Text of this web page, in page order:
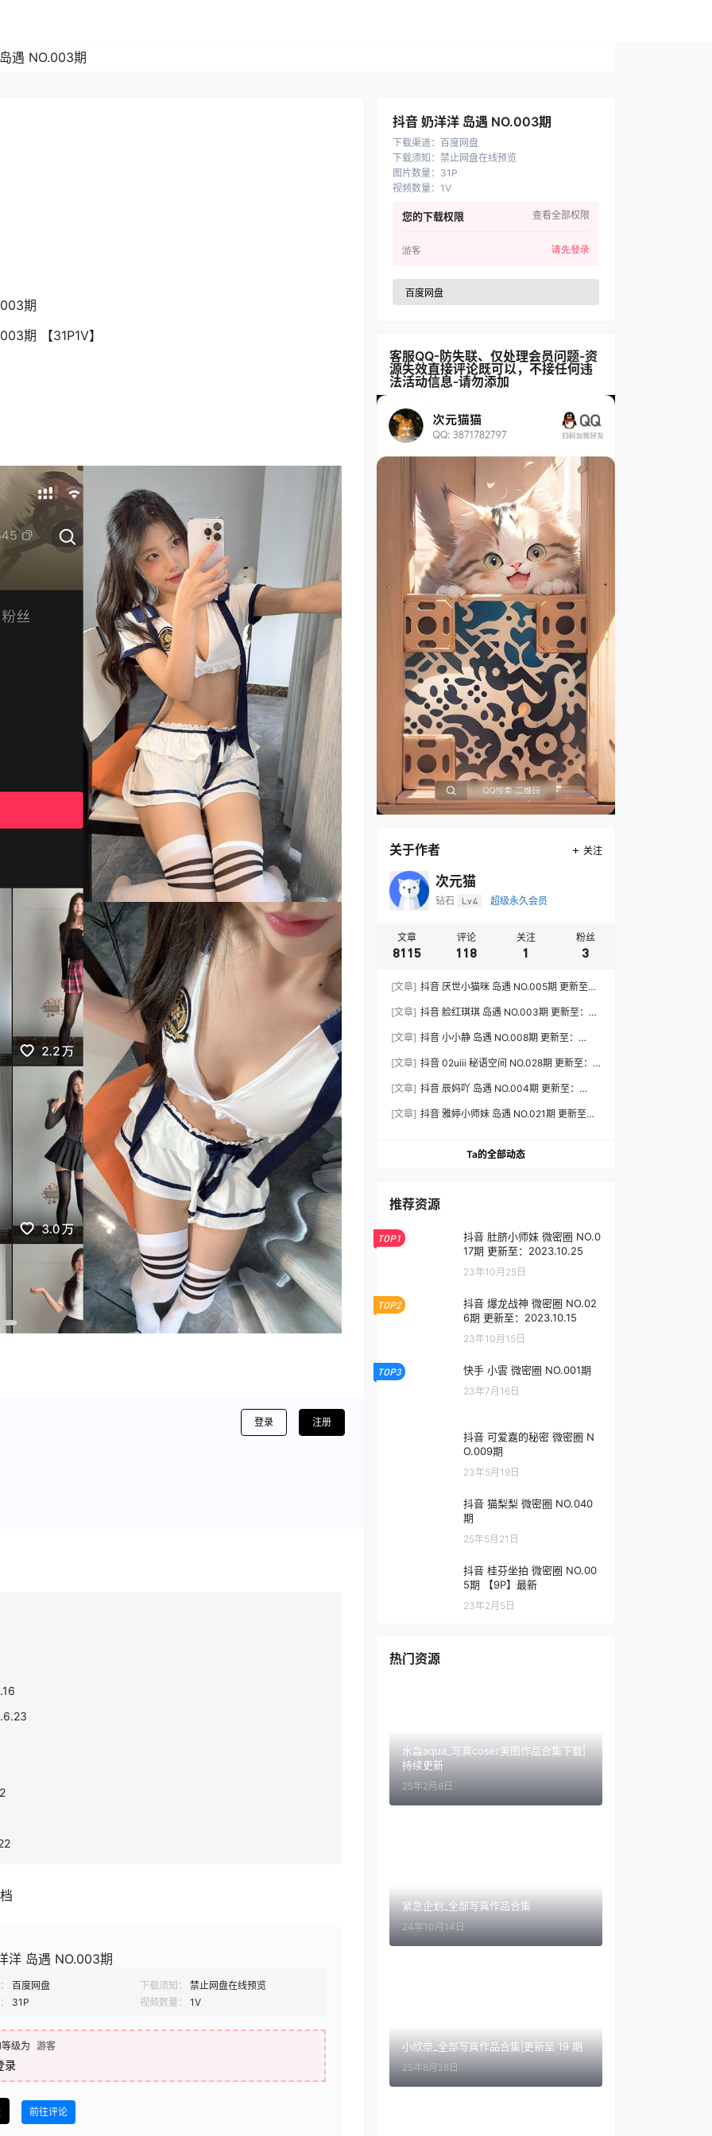
遇 NO.003期
期
期 【31P1V】
登录 注册
洋 岛遇 NO.003期
百度网盘 下载须知：
禁止网盘在线预览
31P 视频数量： 1V
级为 游客
录
前往评论
抖音 奶洋洋 岛遇 NO.003期
下载渠道： 百度网盘
下载须知 ： 禁止网盘在线预览
图片数量： 31P
视频数量： 1V
您的下载权限 查看全部权限
游客 请先登录
百度网盘
客服QQ-防失联、仅处理会员问题-资
源失效直接评论既可以，不接任何违
法活动信息-请勿添加
关于作者 关注
次元猫
钻石 Lv4 超级永久会员
文章
8115
评论
118
关注
1
粉丝
3
[文章] 抖音 厌世小猫咪 岛遇 NO.005期 更新至：
[文章] 抖音 脸红琪琪 岛遇 NO.003期 更新至：
[文章] 抖音 小小静 岛遇 NO.008期 更新至：
[文章] 抖音 02uiii 秘语空间 NO.028期 更新至：
[文章] 抖音 辰妈吖 岛遇 NO.004期 更新至：
[文章] 抖音 雅婷小师妹 岛遇 NO.021期 更新至：
Ta的全部动态
推荐资源
TOP1
抖音 肚脐小师妹 微密圈 NO.0
17期 更新至：2023.10.25
23年10月25日
TOP2
抖音 爆龙战神 微密圈 NO.02
6期 更新至：2023.10.15
23年10月15日
TOP3 快手 小雲 微密圈 NO.001期
23年7月16日
抖音 可爱嘉的秘密 微密圈 N
O.009期
23年5月19日
抖音 猫梨梨 微密圈 NO.040
期
25年5月21日
抖音 桂芬坐拍 微密圈 NO.00
5期 【9P】最新
23年2月5日
热门资源
水淼aqua_写真coser美图作品合集下载|
持续更新
25年2月6日
紧急企划_全部写真作品合集
24年10月14日
小欣奈_全部写真作品合集|更新至 19 期
25年8月28日